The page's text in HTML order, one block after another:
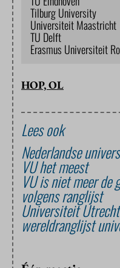
Tilburg University
Universiteit Maastricht
TU Delft
Erasmus Universiteit
HOP, OL
Lees ook
Nederlandse
VU het meest
VU is niet meer
volgens ranglijst
Universiteit
wereldranglijst